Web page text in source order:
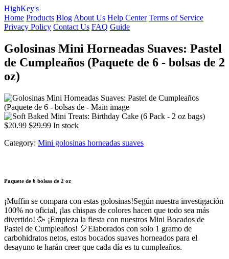
HighKey's
Home Products Blog About Us Help Center Terms of Service
Privacy Policy Contact Us FAQ Guide
Golosinas Mini Horneadas Suaves: Pastel
de Cumpleaños (Paquete de 6 - bolsas de 2
oz)
$20.99 $29.99 In stock
Category: Mini golosinas horneadas suaves
Paquete de 6 bolsas de 2 oz
¡Muffin se compara con estas golosinas!Según nuestra investigación
100% no oficial, ¡las chispas de colores hacen que todo sea más
divertido! 🥳 ¡Empieza la fiesta con nuestros Mini Bocados de
Pastel de Cumpleaños! 🎈Elaborados con solo 1 gramo de
carbohidratos netos, estos bocados suaves horneados para el
desayuno te harán creer que cada día es tu cumpleaños.